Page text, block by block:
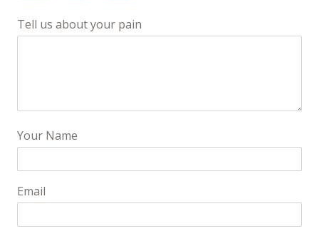
Tell us about your pain
Your Name
Email